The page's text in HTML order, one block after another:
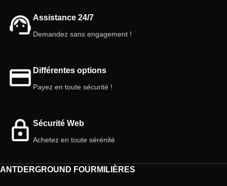
- 1 abreuvoir de couleur jaune.
Capacité :
Assistance 24/7
Demandez sans engagement !
Différentes options
Payez en toute sécurité !
Sécurité Web
Achetez en toute sérénité
ANTDERGROUND FOURMILIÈRES